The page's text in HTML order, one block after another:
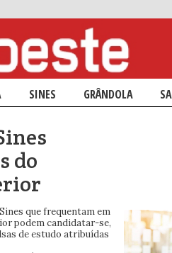
PRIMÁRIO
SECUNDÁRIO
SINES GRÂNDOLA
do
que frequentam em
podem candidatar-se,
de estudo atribuídas